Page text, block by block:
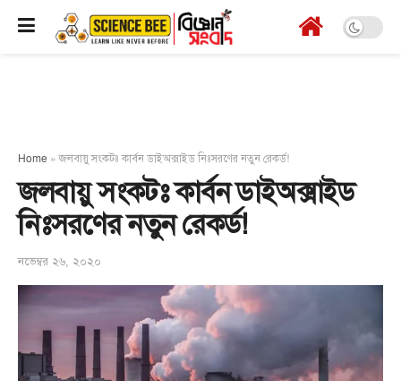
Home »জলবায়ু সংকটঃ কার্বন ডাইঅক্সাইড নিঃসরণের নতুন রেকর্ড!
জলবায়ু সংকটঃ কার্বন ডাইঅক্সাইড
নিঃসরণের নতুন রেকর্ড!
নভেম্বর ২৬, ২০২০